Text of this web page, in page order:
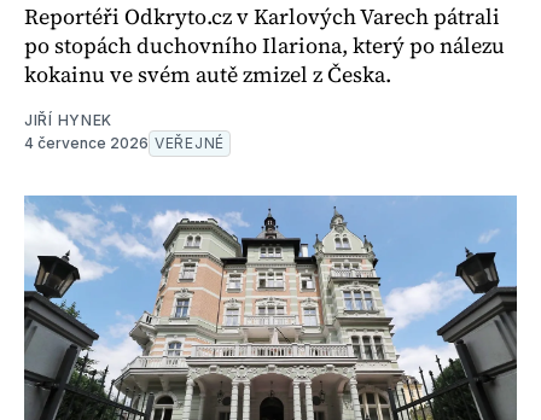
Reportéři Odkryto.cz v Karlových Varech pátrali
po stopách duchovního Ilariona, který po nálezu
kokainu ve svém autě zmizel z Česka.
JIŘÍ HYNEK
4 července 2026 VEŘEJNÉ